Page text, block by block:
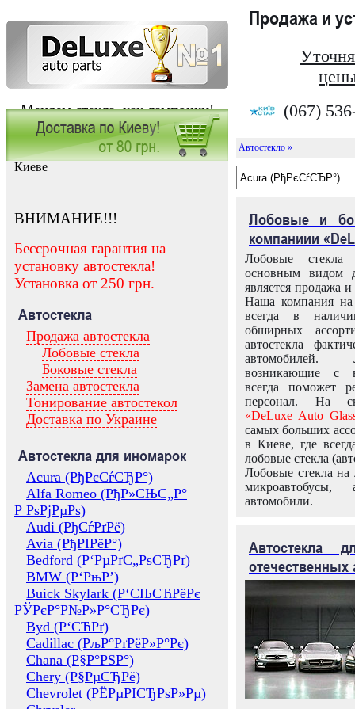
Меняем стекла, как лампочки!
Продажа и
(067)
Заказать установку автостекла в
Киеве
ВНИМАНИЕ!!!
Бессрочная гарантия на
установку автостекла!
Установка от 250 грн.
Автостекла
Продажа автостекла
Лобовые стекла
Боковые стекла
Замена автостекла
Тонирование автостекол
Доставка по Украине
Автостекла для иномарок
Acura (РђРєСѓСЂР°)
Alfa Romeo (РђР»СЊС„Р°
Р РѕРјРµРѕ)
Audi (РђСѓРґРё)
Avia (РђРІРёР°)
Bedford (Р‘РµРґС„РѕСЂРґ)
BMW (Р‘РњР’)
Buick Skylark (Р‘СЊСЋРёРє
РЎРєР°Р№Р»Р°СЂРє)
Byd (Р‘СЋРґ)
Cadillac (РљР°РґРёР»Р°Рє)
Chana (Р§Р°РЅР°)
Chery (Р§РµСЂРё)
Chevrolet (РЁРµРІСЂРѕР»Рµ)
Автостекло »
Лобовые и
компаниии
Лобовые
основным видом
является продажа и
Наша компания на
всегда в
обширных
автостекла
возникающие с
всегда поможет
персонал. На
«DeLuxe Auto
самых больших
в Киеве, где
лобовые стекла
Лобовые стекла на
микроавтобусы,
автомобили.
Автостекла
отечественных